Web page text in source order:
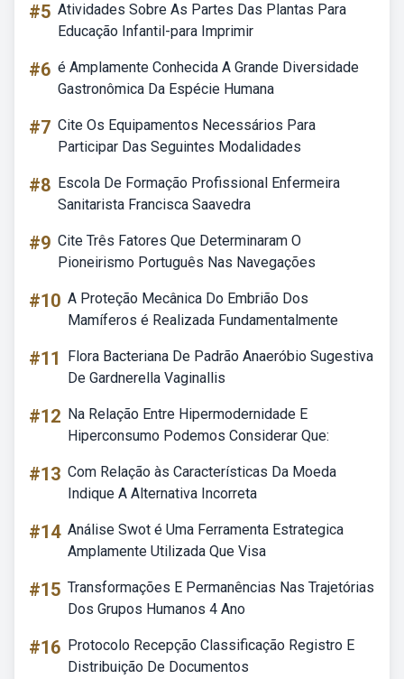
#5 Atividades Sobre As Partes Das Plantas Para
Educação Infantil-para Imprimir
#6 é Amplamente Conhecida A Grande Diversidade
Gastronômica Da Espécie Humana
#7 Cite Os Equipamentos Necessários Para
Participar Das Seguintes Modalidades
#8 Escola De Formação Profissional Enfermeira
Sanitarista Francisca Saavedra
#9 Cite Três Fatores Que Determinaram O
Pioneirismo Português Nas Navegações
#10 A Proteção Mecânica Do Embrião Dos
Mamíferos é Realizada Fundamentalmente
#11
Flora Bacteriana De Padrão Anaeróbio Sugestiva
De Gardnerella Vaginallis
#12 Na Relação Entre Hipermodernidade E
Hiperconsumo Podemos Considerar Que:
#13 Com Relação às Características Da Moeda
Indique A Alternativa Incorreta
#14 Análise Swot é Uma Ferramenta Estrategica
Amplamente Utilizada Que Visa
#15 Transformações E Permanências Nas Trajetórias
Dos Grupos Humanos 4 Ano
#16 Protocolo Recepção Classificação Registro E
Distribuição De Documentos